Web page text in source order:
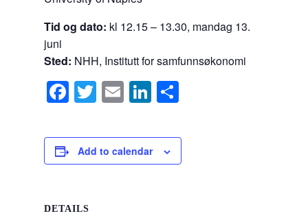
Tid og dato: kl 12.15 – 13.30, mandag 13.
juni
Sted: NHH, Institutt for samfunnsøkonomi
F
a
c
e
o
T
wi
tt
er
E
m
ail
Li
n
k
e
ar
e
Add to calendar
DETAILS